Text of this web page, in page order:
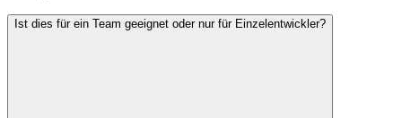
Ist dies für ein Team geeignet oder nur für Einzelentwickler?